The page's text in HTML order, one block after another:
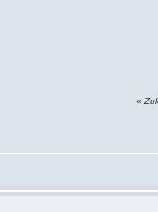
«